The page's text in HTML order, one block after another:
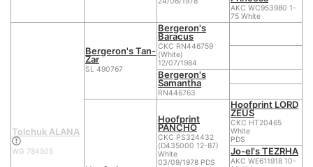
AKC WC953980 1-
75 White
Tolchuk ALANA
WG 784505
Bergeron's Tan-
Zar
SL 490767
Bergeron's
Baracus
CKC RN446759
(White)
12/07/1984
Bergeron's
Samantha
RN446763
Hoofprint
PANCHO
CKC PS324432
(D435000 12-87)
White
03/09/1978 PDS
Hoofprint LORD
ZEUS
CKC HT20465
White
PDS
Jo-el's TEZRHA
AKC WE611918 10-